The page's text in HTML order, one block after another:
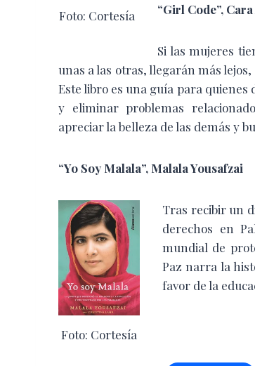
Foto: Cortesía “Girl Code”,
Si las mujeres
unas a las otras, llegarán más
Este libro es una guía para
y eliminar problemas
apreciar la belleza de las demás y
“Yo Soy Malala”, Malala Yousafzai
Foto: Cortesía
Tras recibir un
derechos en
mundial de
Paz narra la
favor de la